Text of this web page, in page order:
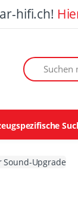
hifi.ch!
Suchen nach
Sound-Upgrade